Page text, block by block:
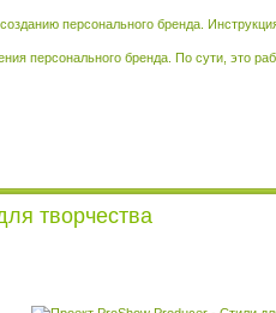
персонального бренда. По сути, это
творчества